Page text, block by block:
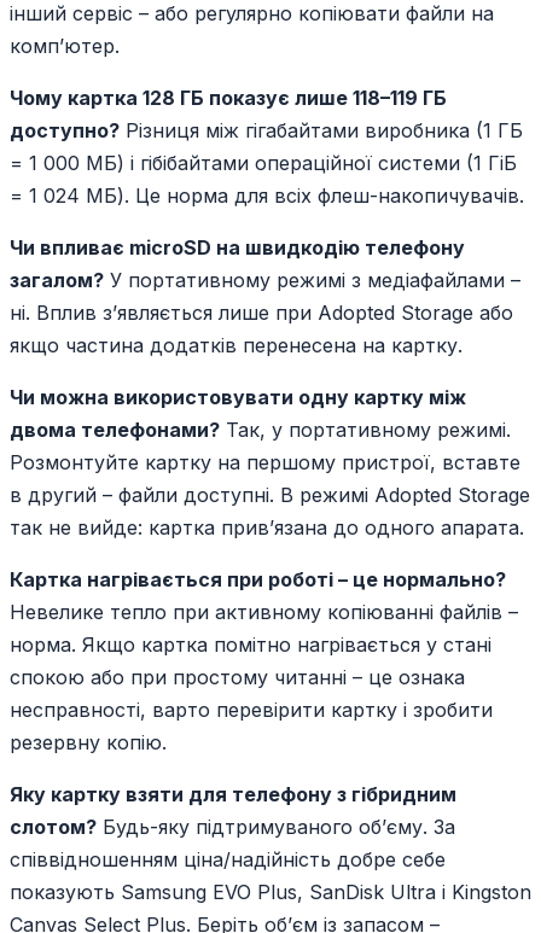
інший сервіс – або регулярно копіювати файли на
комп’ютер.
Чому картка 128 ГБ показує лише 118–119 ГБ
доступно? Різниця між гігабайтами виробника (1 ГБ
= 1 000 МБ) і гібібайтами операційної системи (1 ГіБ
= 1 024 МБ). Це норма для всіх флеш-накопичувачів.
Чи впливає microSD на швидкодію телефону
загалом? У портативному режимі з медіафайлами –
ні. Вплив з’являється лише при Adopted Storage або
якщо частина додатків перенесена на картку.
Чи можна використовувати одну картку між
двома телефонами? Так, у портативному режимі.
Розмонтуйте картку на першому пристрої, вставте
в другий – файли доступні. В режимі Adopted Storage
так не вийде: картка прив’язана до одного апарата.
Картка нагрівається при роботі – це нормально?
Невелике тепло при активному копіюванні файлів –
норма. Якщо картка помітно нагрівається у стані
спокою або при простому читанні – це ознака
несправності, варто перевірити картку і зробити
резервну копію.
Яку картку взяти для телефону з гібридним
слотом? Будь-яку підтримуваного об’єму. За
співвідношенням ціна/надійність добре себе
показують Samsung EVO Plus, SanDisk Ultra і Kingston
Canvas Select Plus. Беріть об’єм із запасом –